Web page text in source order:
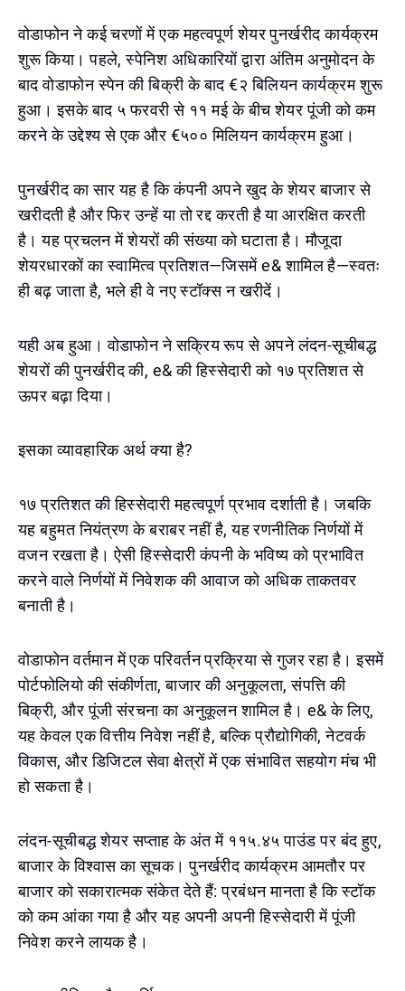
वोडाफोन ने कई चरणों में एक महत्वपूर्ण शेयर पुनर्खरीद कार्यक्रम
शुरू किया। पहले, स्पेनिश अधिकारियों द्वारा अंतिम अनुमोदन के
बाद वोडाफोन स्पेन की बिक्री के बाद €२ बिलियन कार्यक्रम शुरू
हुआ। इसके बाद ५ फरवरी से ११ मई के बीच शेयर पूंजी को कम
करने के उद्देश्य से एक और €५०० मिलियन कार्यक्रम हुआ।
पुनर्खरीद का सार यह है कि कंपनी अपने खुद के शेयर बाजार से
खरीदती है और फिर उन्हें या तो रद्द करती है या आरक्षित करती
है। यह प्रचलन में शेयरों की संख्या को घटाता है। मौजूदा
शेयरधारकों का स्वामित्व प्रतिशत—जिसमें e& शामिल है—स्वतः
ही बढ़ जाता है, भले ही वे नए स्टॉक्स न खरीदें।
यही अब हुआ। वोडाफोन ने सक्रिय रूप से अपने लंदन-सूचीबद्ध
शेयरों की पुनर्खरीद की, e& की हिस्सेदारी को १७ प्रतिशत से
ऊपर बढ़ा दिया।
इसका व्यावहारिक अर्थ क्या है?
१७ प्रतिशत की हिस्सेदारी महत्वपूर्ण प्रभाव दर्शाती है। जबकि
यह बहुमत नियंत्रण के बराबर नहीं है, यह रणनीतिक निर्णयों में
वजन रखता है। ऐसी हिस्सेदारी कंपनी के भविष्य को प्रभावित
करने वाले निर्णयों में निवेशक की आवाज को अधिक ताकतवर
बनाती है।
वोडाफोन वर्तमान में एक परिवर्तन प्रक्रिया से गुजर रहा है। इसमें
पोर्टफोलियो की संकीर्णता, बाजार की अनुकूलता, संपत्ति की
बिक्री, और पूंजी संरचना का अनुकूलन शामिल है। e& के लिए,
यह केवल एक वित्तीय निवेश नहीं है, बल्कि प्रौद्योगिकी, नेटवर्क
विकास, और डिजिटल सेवा क्षेत्रों में एक संभावित सहयोग मंच भी
हो सकता है।
लंदन-सूचीबद्ध शेयर सप्ताह के अंत में ११५.४५ पाउंड पर बंद हुए,
बाजार के विश्वास का सूचक। पुनर्खरीद कार्यक्रम आमतौर पर
बाजार को सकारात्मक संकेत देते हैं: प्रबंधन मानता है कि स्टॉक
को कम आंका गया है और यह अपनी अपनी हिस्सेदारी में पूंजी
निवेश करने लायक है।